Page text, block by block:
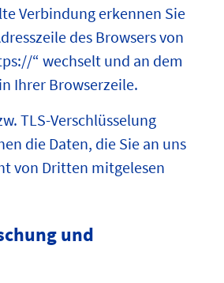
Verbindung erkennen Sie
des Browsers von
“ wechselt und an dem
Ihrer Browserzeile.
TLS-Verschlüsselung
die Daten, die Sie an uns
von Dritten mitgelesen
und